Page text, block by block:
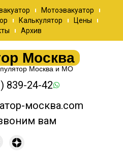
Мотоэвакуатор
Калькулятор
Цены
Архив
Москва
Москва и МО
839-24-42
москва.com
вам